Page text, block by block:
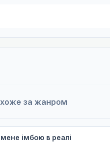
за жанром
мене імбою в реалі